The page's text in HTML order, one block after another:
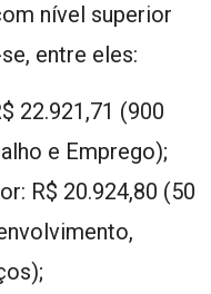
nível superior
entre eles:
22.921,71 (900
e Emprego);
R$ 20.924,80 (50